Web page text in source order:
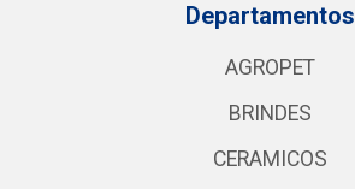
Departamentos
AGROPET
BRINDES
CERAMICOS